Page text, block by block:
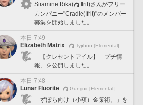
Siramine Rika(
Ifrit)さんがフリー
カンパニー"Cradle(Ifrit)"のメンバー
募集を開始しました。
本日 7:49
Elizabeth Matrix
Typhon [Elemental]
「【クレセントアイル】 プチ情
報」を公開しました。
本日 7:48
Lunar Fluorite
Gungnir [Elemental]
「ずぼら向け（小額）金策術。」を